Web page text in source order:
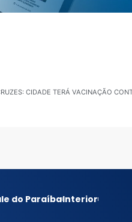
CIDADE TERÁ VACINAÇÃO
do ParaíbaInterior